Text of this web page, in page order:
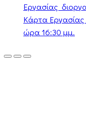
Εργασίας
Κάρτα
ώρα 16:30 μμ.